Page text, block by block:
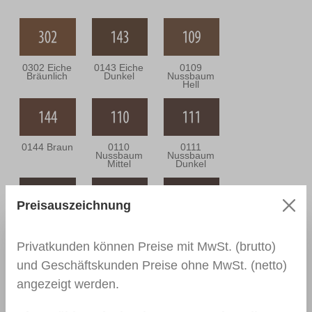
0302 Eiche
Bräunlich
0143 Eiche
Dunkel
0109
Nussbaum
Hell
0144 Braun 0110
Nussbaum
Mittel
0111
Nussbaum
Dunkel
Antik
Preisauszeichnung
Privatkunden können Preise mit MwSt. (brutto)
und Geschäftskunden Preise ohne MwSt. (netto)
angezeigt werden.